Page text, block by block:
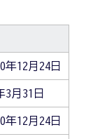
年12月24日
3月31日
年12月24日